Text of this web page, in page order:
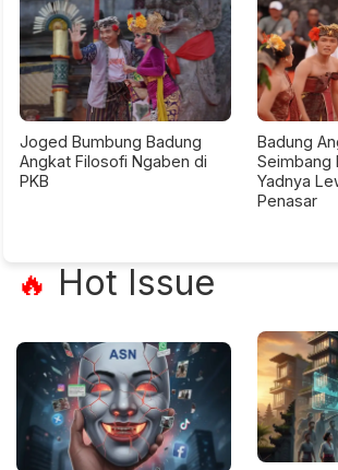
Joged Bumbung Badung
Angkat Filosofi Ngaben di
PKB
Badung
Seimbang
Yadnya
Penasar
🔥 Hot Issue